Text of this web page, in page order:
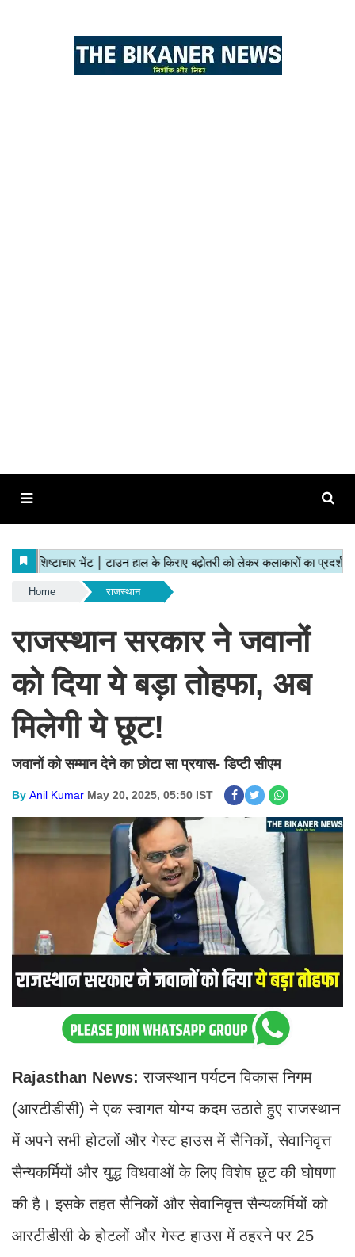
Home राजस्थान
राजस्थान सरकार ने जवानों
को दिया ये बड़ा तोहफा, अब
मिलेगी ये छूट!
जवानों को सम्मान देने का छोटा सा प्रयास- डिप्टी सीएम
By Anil Kumar May 20, 2025, 05:50 IST
Rajasthan News:राजस्थान पर्यटन विकास निगम
(आरटीडीसी) ने एक स्वागत योग्य कदम उठाते हुए राजस्थान
में अपने सभी होटलों और गेस्ट हाउस में सैनिकों, सेवानिवृत्त
सैन्यकर्मियों और युद्ध विधवाओं के लिए विशेष छूट की घोषणा
की है। इसके तहत सैनिकों और सेवानिवृत्त सैन्यकर्मियों को
आरटीडीसी के होटलों और गेस्ट हाउस में ठहरने पर 25